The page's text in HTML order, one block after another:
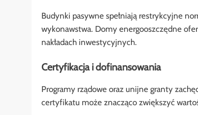
Budynki pasywne spełniają restrykcyjne
wykonawstwa. Domy energooszczędne
nakładach inwestycyjnych.
Certyfikacja i dofinansowania
Programy rządowe oraz unijne granty
certyfikatu może znacząco zwiększyć